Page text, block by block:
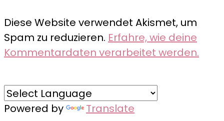
Diese Website verwendet Akismet, um
Spam zu reduzieren. Erfahre, wie deine
Kommentardaten verarbeitet werden.
Powered by Translate